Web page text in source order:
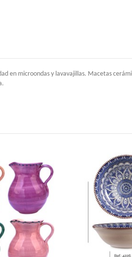
en microondas y lavavajillas. Macetas